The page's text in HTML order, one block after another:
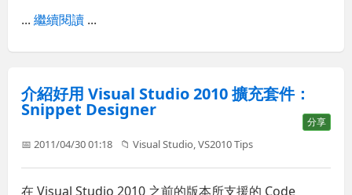
...繼續閱讀 ...
介紹好用 Visual Studio 2010 擴充套件：
Snippet Designer
分享
📅 2011/04/30 01:18 📁Visual Studio,VS2010 Tips
在 Visual Studio 2010 之前的版本所支援的 Code